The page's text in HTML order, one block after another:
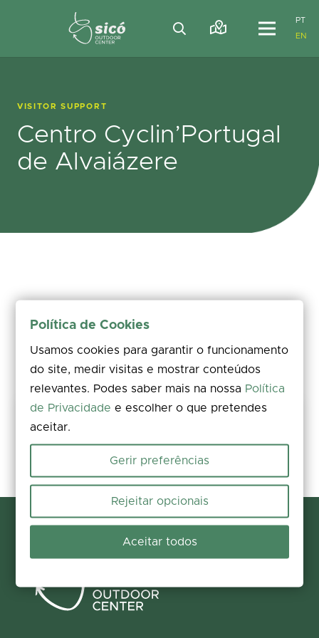
PT
EN
VISITOR SUPPORT
Centro Cyclin’Portugal
de Alvaiázere
Share your experience
Participate now
Política de Cookies
Usamos cookies para garantir o funcionamento
do site, medir visitas e mostrar conteúdos
relevantes. Podes saber mais na nossa Política
de Privacidade e escolher o que pretendes
aceitar.
Gerir preferências
Rejeitar opcionais
Aceitar todos